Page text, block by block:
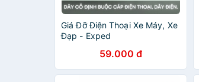
Giá Đỡ Điện Thoại Xe Máy, Xe
Đạp - Exped
59.000 đ